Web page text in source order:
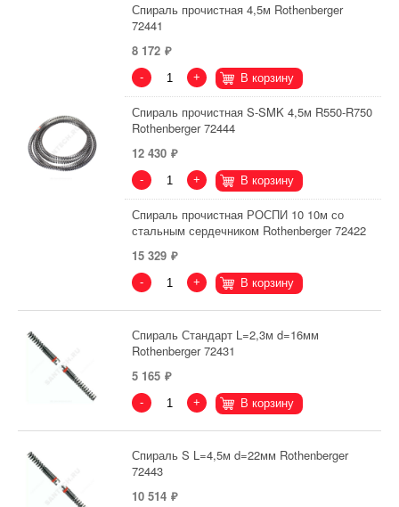
Спираль прочистная 4,5м Rothenberger
72441
8 172
- + В корзину
Спираль прочистная S-SMK 4,5м R550-R750
Rothenberger 72444
12 430
- + В корзину
Спираль прочистная РОСПИ 10 10м со
стальным сердечником Rothenberger 72422
15 329
- + В корзину
Спираль Стандарт L=2,3м d=16мм
Rothenberger 72431
5 165
- + В корзину
Спираль S L=4,5м d=22мм Rothenberger
72443
10 514